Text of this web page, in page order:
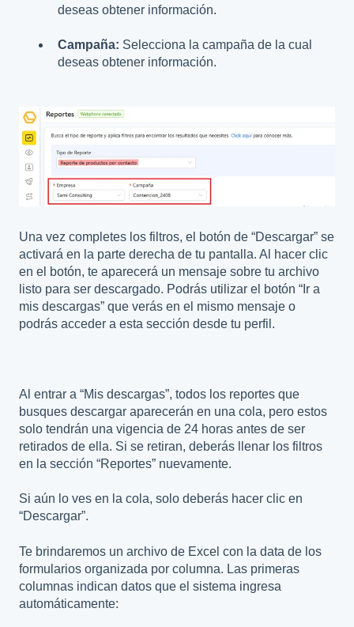
deseas obtener información.
Campaña: Selecciona la campaña de la cual
deseas obtener información.
Una vez completes los filtros, el botón de “Descargar” se
activará en la parte derecha de tu pantalla. Al hacer clic
en el botón, te aparecerá un mensaje sobre tu archivo
listo para ser descargado. Podrás utilizar el botón “Ir a
mis descargas” que verás en el mismo mensaje o
podrás acceder a esta sección desde tu perfil.
Al entrar a “Mis descargas”, todos los reportes que
busques descargar aparecerán en una cola, pero estos
solo tendrán una vigencia de 24 horas antes de ser
retirados de ella. Si se retiran, deberás llenar los filtros
en la sección “Reportes” nuevamente.
Si aún lo ves en la cola, solo deberás hacer clic en
“Descargar”.
Te brindaremos un archivo de Excel con la data de los
formularios organizada por columna. Las primeras
columnas indican datos que el sistema ingresa
automáticamente: